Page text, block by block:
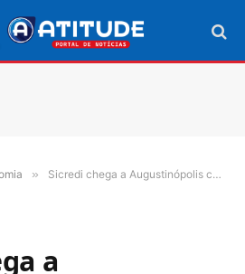
» Sicredi chega a Augustinópolis com nova agência e traz soluções financeiras para comunidade
a